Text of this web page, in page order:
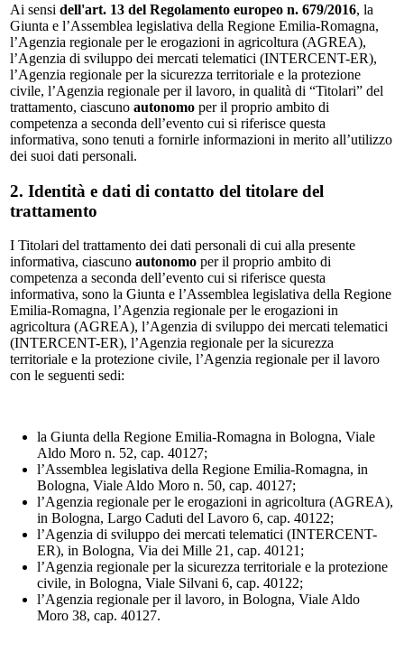
Ai sensi dell'art. 13 del Regolamento europeo n. 679/2016, la
Giunta e l’Assemblea legislativa della Regione Emilia-Romagna,
l’Agenzia regionale per le erogazioni in agricoltura (AGREA),
l’Agenzia di sviluppo dei mercati telematici (INTERCENT-ER),
l’Agenzia regionale per la sicurezza territoriale e la protezione
civile, l’Agenzia regionale per il lavoro, in qualità di “Titolari” del
trattamento, ciascuno autonomo per il proprio ambito di
competenza a seconda dell’evento cui si riferisce questa
informativa, sono tenuti a fornirle informazioni in merito all’utilizzo
dei suoi dati personali.
2. Identità e dati di contatto del titolare del
trattamento
I Titolari del trattamento dei dati personali di cui alla presente
informativa, ciascuno autonomo per il proprio ambito di
competenza a seconda dell’evento cui si riferisce questa
informativa, sono la Giunta e l’Assemblea legislativa della Regione
Emilia-Romagna, l’Agenzia regionale per le erogazioni in
agricoltura (AGREA), l’Agenzia di sviluppo dei mercati telematici
(INTERCENT-ER), l’Agenzia regionale per la sicurezza
territoriale e la protezione civile, l’Agenzia regionale per il lavoro
con le seguenti sedi:
la Giunta della Regione Emilia-Romagna in Bologna, Viale
Aldo Moro n. 52, cap. 40127;
l’Assemblea legislativa della Regione Emilia-Romagna, in
Bologna, Viale Aldo Moro n. 50, cap. 40127;
l’Agenzia regionale per le erogazioni in agricoltura (AGREA),
in Bologna, Largo Caduti del Lavoro 6, cap. 40122;
l’Agenzia di sviluppo dei mercati telematici (INTERCENT-
ER), in Bologna, Via dei Mille 21, cap. 40121;
l’Agenzia regionale per la sicurezza territoriale e la protezione
civile, in Bologna, Viale Silvani 6, cap. 40122;
l’Agenzia regionale per il lavoro, in Bologna, Viale Aldo
Moro 38, cap. 40127.